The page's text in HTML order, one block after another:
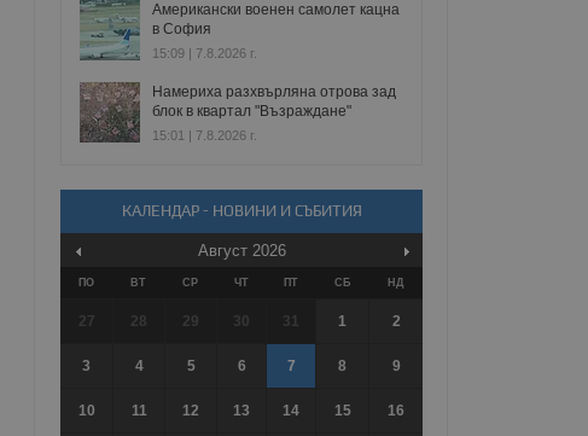
Американски военен самолет кацна
в София
15:09 | 7.8.2026 г.
Намериха разхвърляна отрова зад
блок в квартал "Възраждане"
15:01 | 7.8.2026 г.
КАЛЕНДАР - НОВИНИ И СЪБИТИЯ
Август 2026
ПО ВТ СР ЧТ ПТ СБ НД
27 28 29 30 31 1 2
3 4 5 6 7 8 9
10 11 12 13 14 15 16